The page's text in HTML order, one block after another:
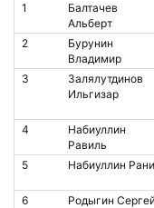
1
Балтачев
Альберт
2
Бурунин
Владимир
3
Залялутдинов
Ильгизар
4
Набиуллин
Равиль
5 Набиуллин
6 Родыгин